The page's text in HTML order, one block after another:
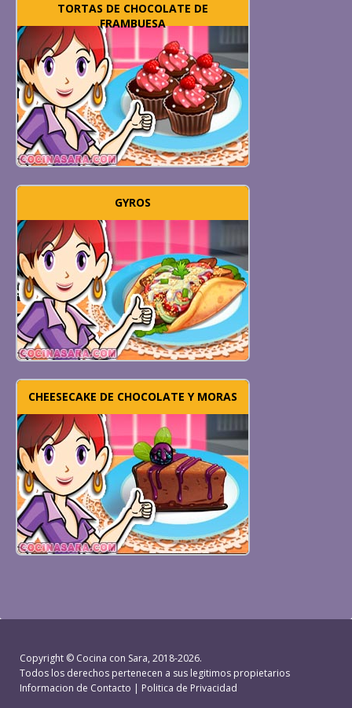
TORTAS DE CHOCOLATE DE
FRAMBUESA
GYROS
CHEESECAKE DE CHOCOLATE Y MORAS
Copyright © Cocina con Sara, 2018-2026.
Todos los derechos pertenecen a sus legitimos propietarios
Informacion de Contacto | Politica de Privacidad